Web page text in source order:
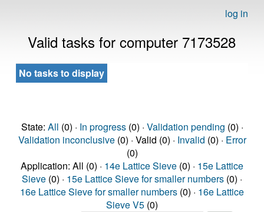
log in
Valid tasks for computer 7173528
No tasks to display
State: All (0) · In progress(0) · Validation pending (0) ·
Validation inconclusive(0) · Valid (0) · Invalid (0) · Error
(0)
Application: All (0) · 14e Lattice Sieve (0) · 15e Lattice
Sieve (0) · 15e Lattice Sieve for smaller numbers (0) ·
16e Lattice Sieve for smaller numbers (0) · 16e Lattice
Sieve V5 (0)